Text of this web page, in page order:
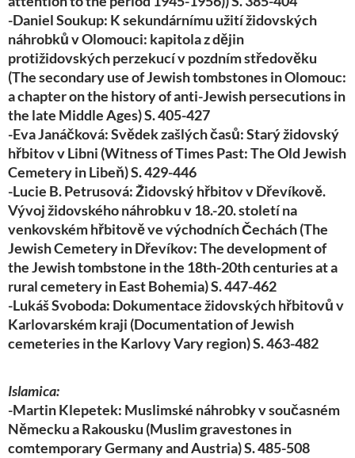
-Daniel Soukup: K sekundárnímu užití židovských
náhrobků v Olomouci: kapitola z dějin
protižidovských perzekucí v pozdním středověku
(The secondary use of Jewish tombstones in Olomouc:
a chapter on the history of anti-Jewish persecutions in
the late Middle Ages) S. 405-427
-Eva Janáčková: Svědek zašlých časů: Starý židovský
hřbitov v Libni (Witness of Times Past: The Old Jewish
Cemetery in Libeň) S. 429-446
-Lucie B. Petrusová: Židovský hřbitov v Dřevíkově.
Vývoj židovského náhrobku v 18.-20. století na
venkovském hřbitově ve východních Čechách (The
Jewish Cemetery in Dřevíkov: The development of
the Jewish tombstone in the 18th-20th centuries at a
rural cemetery in East Bohemia) S. 447-462
-Lukáš Svoboda: Dokumentace židovských hřbitovů v
Karlovarském kraji (Documentation of Jewish
cemeteries in the Karlovy Vary region) S. 463-482
Islamica:
-Martin Klepetek: Muslimské náhrobky v současném
Německu a Rakousku (Muslim gravestones in
comtemporary Germany and Austria) S. 485-508